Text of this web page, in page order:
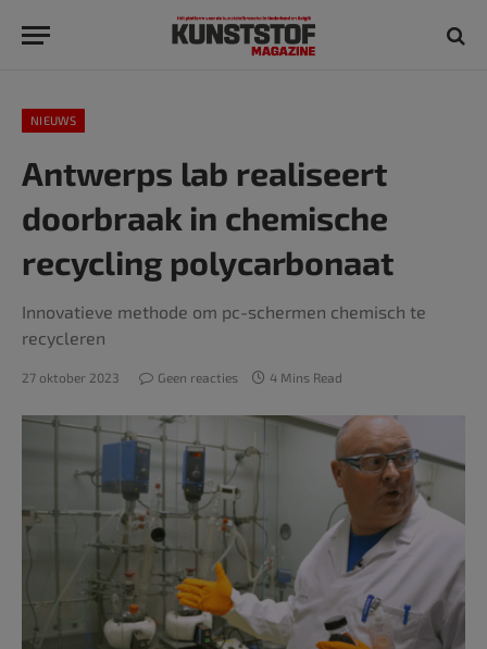
NIEUWS
Antwerps lab realiseert
doorbraak in chemische
recycling polycarbonaat
Innovatieve methode om pc-schermen chemisch te
recycleren
27 oktober 2023 Geen reacties 4 Mins Read